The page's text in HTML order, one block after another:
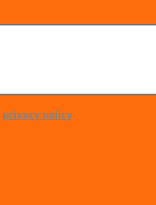
privacy policy